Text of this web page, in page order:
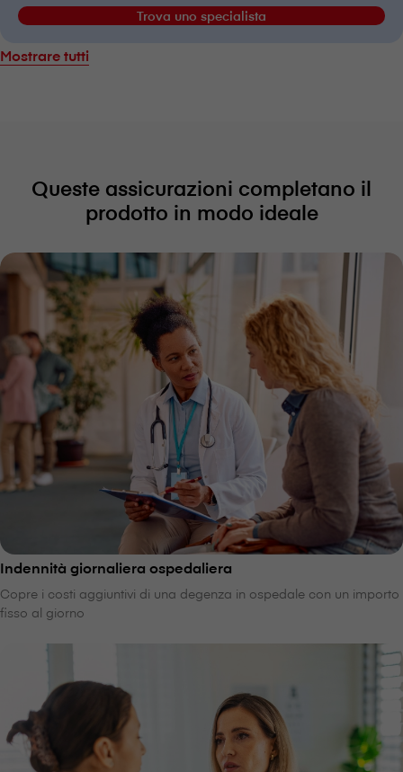
Trova uno specialista
Mostrare tutti
Queste assicurazioni completano il
prodotto in modo ideale
Indennità giornaliera ospedaliera
Copre i costi aggiuntivi di una degenza in ospedale con un importo
fisso al giorno